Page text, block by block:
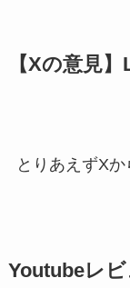
【Xの意見
とりあえずXか
Youtubeレビ